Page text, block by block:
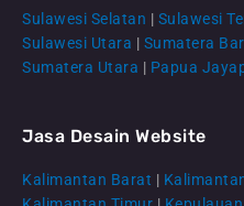
Sulawesi Selatan | Sulawesi
Sulawesi Utara | Sumatera
Sumatera Utara | Papua
Jasa Desain Website
Kalimantan Barat |